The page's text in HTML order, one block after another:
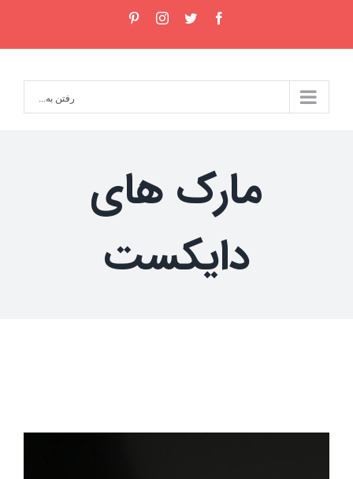
facebook
twitter
instagram
رفتن به...
مارک های
دایکست